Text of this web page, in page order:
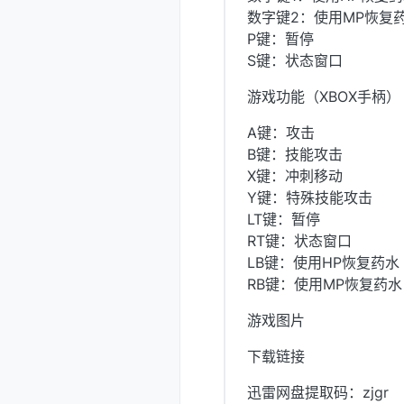
数字键2：使用MP恢复
P键：暂停
S键：状态窗口
游戏功能（XBOX手柄）
A键：攻击
B键：技能攻击
X键：冲刺移动
Y键：特殊技能攻击
LT键：暂停
RT键：状态窗口
LB键：使用HP恢复药水
RB键：使用MP恢复药水
游戏图片
下载链接
迅雷网盘提取码：zjgr